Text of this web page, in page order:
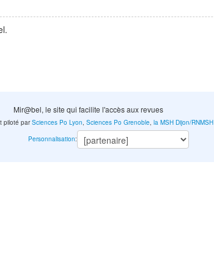
Mir@bel, le site qui facilite l'accès aux revues
piloté parSciences Po Lyon,Sciences Po Grenoble,la MSH Dijon/RNMSH
Personnalisation: